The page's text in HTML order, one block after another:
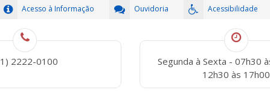
Acessibilidade
Ouvidoria
Acesso à Informação
2222-0100
Segunda à Sexta - 07h30
12h30 às 17h00